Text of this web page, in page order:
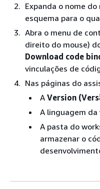
Expanda o nome
esquema para o
Abra o menu de
direito do mouse)
Download code
vinculações de
Nas páginas do
A Version
A linguagem
A pasta do
armazenar o